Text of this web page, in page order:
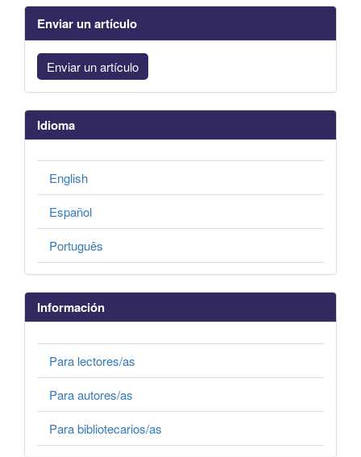
Enviar un artículo
Enviar un artículo
Idioma
English
Español
Português
Información
Para lectores/as
Para autores/as
Para bibliotecarios/as